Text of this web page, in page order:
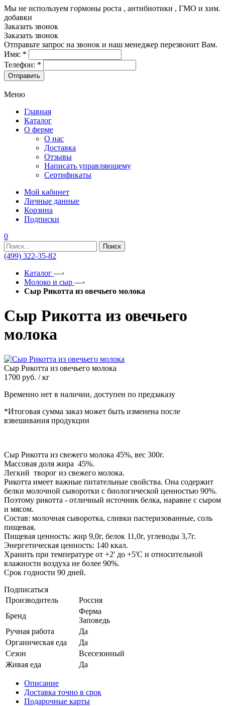
Мы не используем гормоны роста , антибиотики , ГМО и хим.
добавки
Заказать звонок
Заказать звонок
Отправьте запрос на звонок и наш менеджер перезвонит Вам.
Имя: *
Телефон: *
Меню
Главная
Каталог
О ферме
О нас
Доставка
Отзывы
Написать управляющему
Сертификаты
Мой кабинет
Личные данные
Корзина
Подписки
0
Поиск
(499) 322-35-82
Каталог —›
Молоко и сыр —›
Сыр Рикотта из овечьего молока
Сыр Рикотта из овечьего
молока
Сыр Рикотта из овечьего молока
1700 руб. / кг
Временно нет в наличии, доступен по предзаказу
*Итоговая сумма заказ может быть изменена после
взвешивания продукции
Сыр Рикотта из свежего молока 45%, вес 300г.
Массовая доля жира 45%.
Легкий творог из свежего молока.
Рикотта имеет важные питательные свойства. Она содержит
белки молочной сыворотки с биологической ценностью 90%.
Поэтому рикотта - отличный источник белка, наравне с сыром
и мясом.
Состав: молочная сыворотка, сливки пастеризованные, соль
пищевая.
Пищевая ценность: жир 9,0г, белок 11,0г, углеводы 3,7г.
Энергетическая ценность: 140 ккал.
Хранить при температуре от +2' до +5'C и относительной
влажности воздуха не более 90%.
Срок годности 90 дней.
Подписаться
Производитель
Россия
Бренд
Ферма
Заповедь
Ручная работа
Да
Органическая еда
Да
Сезон
Всесезонный
Живая еда
Да
Описание
Доставка точно в срок
Подарочные карты